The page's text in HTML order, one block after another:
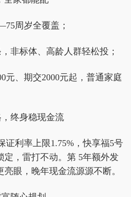
周岁全覆盖；
非标体、高龄人群轻松投；
元、期交2000元起，普通家庭
终身稳现金流
证利率上限1.75%，快享福5号
定，雷打不动。第 5年额外发
眼，晚年现金流源源不断。